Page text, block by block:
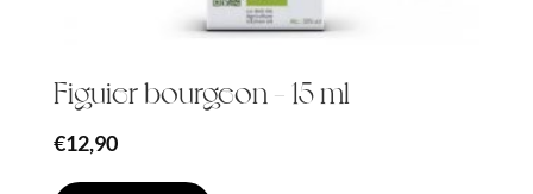
Figuier bourgeon – 15 ml
€12,90